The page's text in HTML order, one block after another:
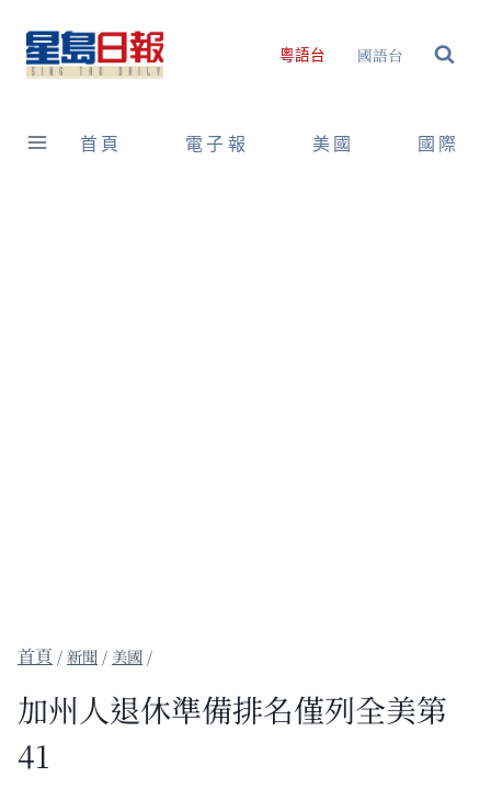
content
粵語台 國語台
首頁 電子報 美國 國際
/新聞 / 美國 /
加州人退休準備排名僅列全美第
41